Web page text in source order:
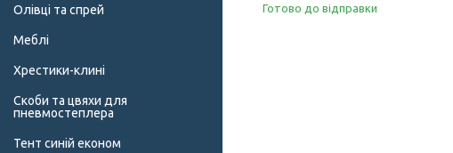
Готово до відправки
Олівці та спрей
Меблі
Хрестики-клині
Скоби та цвяхи для
пневмостеплера
Тент синій економ